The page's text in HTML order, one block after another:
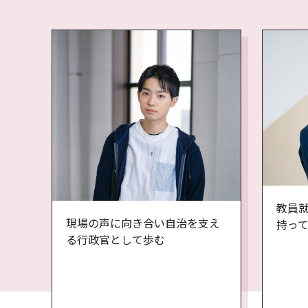
現場の声に向き合い自治を支え
る行政官として歩む
教員
持っ